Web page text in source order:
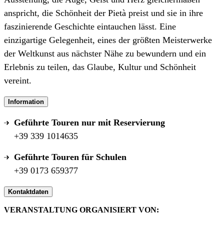
anspricht, die Schönheit der Pietà preist und sie in ihre
faszinierende Geschichte eintauchen lässt. Eine
einzigartige Gelegenheit, eines der größten Meisterwerke
der Weltkunst aus nächster Nähe zu bewundern und ein
Erlebnis zu teilen, das Glaube, Kultur und Schönheit
vereint.
Information
Geführte Touren nur mit Reservierung
+39 339 1014635
Geführte Touren für Schulen
+39 0173 659377
Kontaktdaten
VERANSTALTUNG ORGANISIERT VON: